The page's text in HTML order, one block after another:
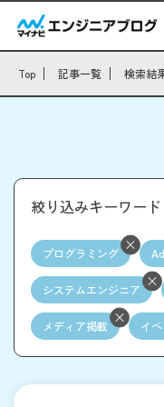
Top 記事一覧 検索結
絞り込みキーワード
プログラミング
システムエンジニア
メディア掲載 イ